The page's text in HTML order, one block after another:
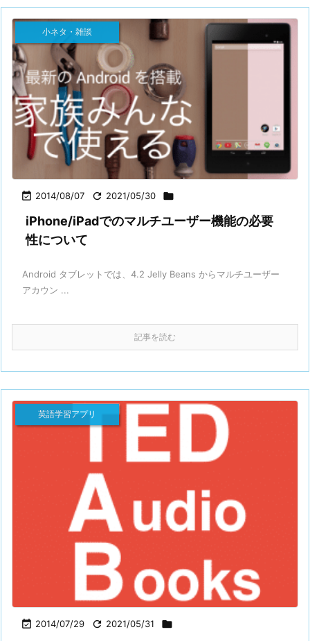
 2014/08/07  2021/05/30 
小ネタ・雑談
iPhone/iPadでのマルチユーザー機能の必要
性について
Android タブレットでは、4.2 Jelly Beans からマルチユーザー
アカウン ...
記事を読む
 2014/07/29  2021/05/31 
英語学習アプリ